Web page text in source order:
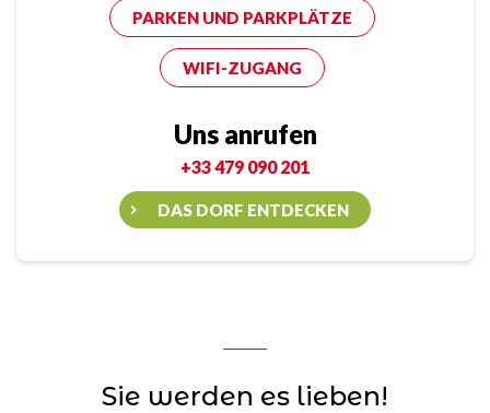
PARKEN UND PARKPLÄTZE
WIFI-ZUGANG
Uns anrufen
+33 479 090 201
DAS DORF ENTDECKEN
Sie werden es lieben!